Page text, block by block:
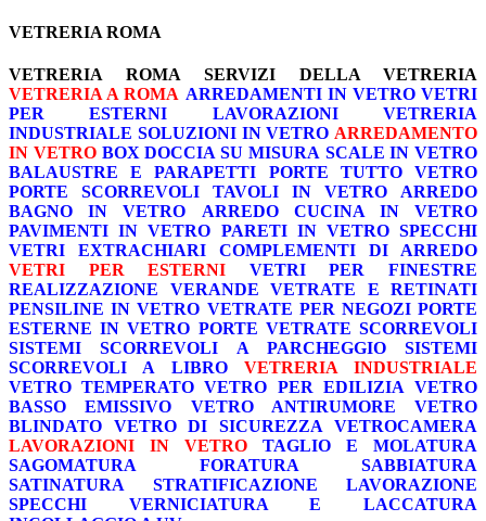
VETRERIA ROMA
VETRERIA ROMA
SERVIZI DELLA VETRERIA
VETRERIA A ROMA ARREDAMENTI IN VETRO VETRI
PER ESTERNI
LAVORAZIONI
VETRERIA
INDUSTRIALE SOLUZIONI IN VETRO ARREDAMENTO
IN VETRO BOX DOCCIA SU MISURA SCALE IN VETRO
BALAUSTRE E PARAPETTI
PORTE TUTTO VETRO
PORTE SCORREVOLI
TAVOLI IN VETRO
ARREDO
BAGNO IN VETRO
ARREDO CUCINA IN VETRO
PAVIMENTI IN VETRO PARETI IN VETRO SPECCHI
VETRI EXTRACHIARI
COMPLEMENTI DI ARREDO
VETRI PER ESTERNI
VETRI PER FINESTRE
REALIZZAZIONE VERANDE
VETRATE E RETINATI
PENSILINE IN VETRO VETRATE PER NEGOZI PORTE
ESTERNE IN VETRO PORTE VETRATE SCORREVOLI
SISTEMI SCORREVOLI A PARCHEGGIO
SISTEMI
SCORREVOLI A LIBRO
VETRERIA INDUSTRIALE
VETRO TEMPERATO VETRO PER EDILIZIA VETRO
BASSO EMISSIVO
VETRO ANTIRUMORE
VETRO
BLINDATO
VETRO DI SICUREZZA
VETROCAMERA
LAVORAZIONI IN VETRO
TAGLIO E MOLATURA
SAGOMATURA
FORATURA
SABBIATURA
SATINATURA
STRATIFICAZIONE
LAVORAZIONE
SPECCHI
VERNICIATURA E LACCATURA